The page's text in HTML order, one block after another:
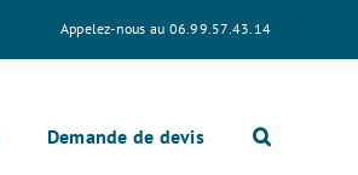
Appelez-nous au 06.99.57.43.14
Demande de devis